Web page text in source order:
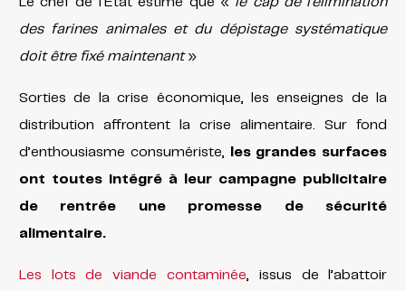
des farines animales et du dépistage systématique
doit être fixé maintenant»
Sorties de la crise économique, les enseignes de la
distribution affrontent la crise alimentaire. Sur fond
d’enthousiasme consumériste,
les grandes surfaces
ont toutes intégré à leur campagne publicitaire
de rentrée une promesse de sécurité
alimentaire.
Les lots de viande contaminée, issus de l’abattoir